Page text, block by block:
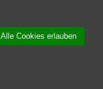
Alle Cookies erlauben
DIE INTERESSANTEN